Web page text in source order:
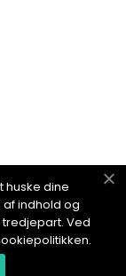
huske dine
indhold og
Ved